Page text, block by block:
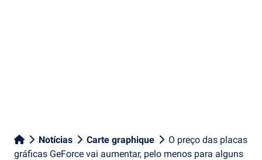
Notícias Carte graphique
O preço das placas
gráficas GeForce vai aumentar, pelo menos para alguns